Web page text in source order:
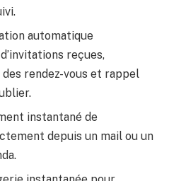
automatique
reçues,
rendez-vous et rappel
instantané de
depuis un mail ou un